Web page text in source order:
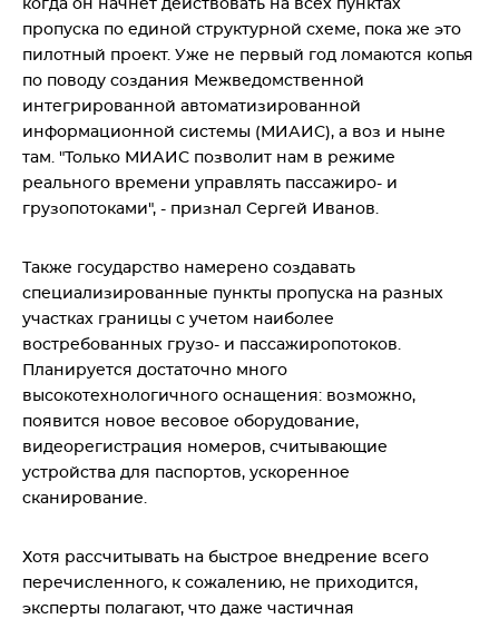
когда он начнет действовать на всех пунктах
пропуска по единой структурной схеме, пока же это
пилотный проект. Уже не первый год ломаются копья
по поводу создания Межведомственной
интегрированной автоматизированной
информационной системы (МИАИС), а воз и ныне
там. "Только МИАИС позволит нам в режиме
реального времени управлять пассажиро- и
грузопотоками", - признал Сергей Иванов.
Также государство намерено создавать
специализированные пункты пропуска на разных
участках границы с учетом наиболее
востребованных грузо- и пассажиропотоков.
Планируется достаточно много
высокотехнологичного оснащения: возможно,
появится новое весовое оборудование,
видеорегистрация номеров, считывающие
устройства для паспортов, ускоренное
сканирование.
Хотя рассчитывать на быстрое внедрение всего
перечисленного, к сожалению, не приходится,
эксперты полагают, что даже частичная